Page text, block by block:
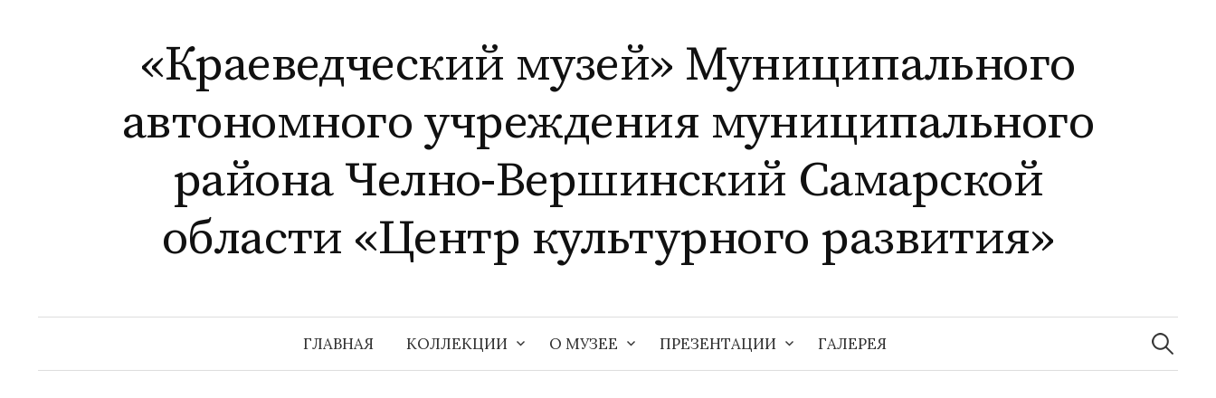
содержимому«Краеведческий музей» Муниципального
автономного учреждения муниципального
района Челно-Вершинский Самарской
области «Центр культурного развития»
ГЛАВНАЯ КОЛЛЕКЦИИ О МУЗЕЕ ПРЕЗЕНТАЦИИ ГАЛЕРЕЯ
Найти: